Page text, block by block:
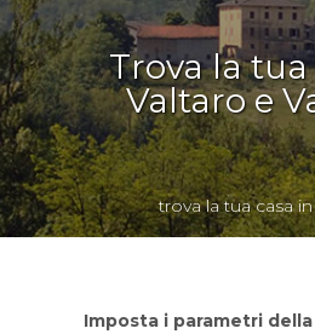
Trova la
Valtaro e
trova la tua casa
Imposta i parametri